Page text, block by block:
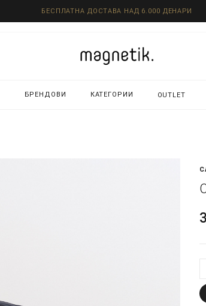
БЕСПЛАТНА ДОСТАВА НАД 6.000 ДЕНАРИ
БРЕНДОВИ КАТЕГОРИИ OUTLET